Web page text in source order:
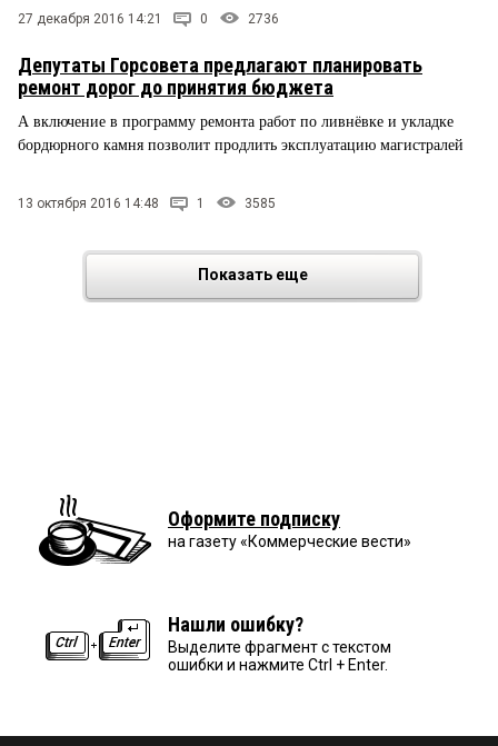
27 декабря 2016 14:21 0 2736
Депутаты Горсовета предлагают планировать
ремонт дорог до принятия бюджета
А включение в программу ремонта работ по ливнёвке и укладке
бордюрного камня позволит продлить эксплуатацию магистралей
13 октября 2016 14:48 1 3585
Показать еще
Оформите подписку
на газету «Коммерческие вести»
Нашли ошибку?
Выделите фрагмент с текстом
ошибки и нажмите Ctrl + Enter.